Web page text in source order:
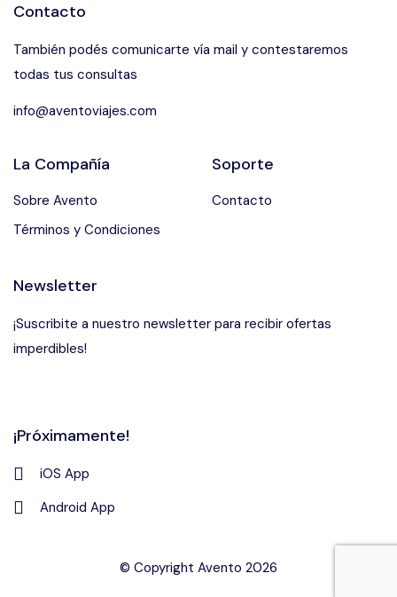
Contacto
También podés comunicarte vía mail y contestaremos
todas tus consultas
info@aventoviajes.com
La Compañía
Sobre Avento
Términos y Condiciones
Soporte
Contacto
Newsletter
¡Suscribite a nuestro newsletter para recibir ofertas
imperdibles!
¡Próximamente!
iOS App
Android App
© Copyright Avento 2026